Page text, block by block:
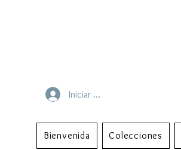
Iniciar sesión
Bienvenida Colecciones